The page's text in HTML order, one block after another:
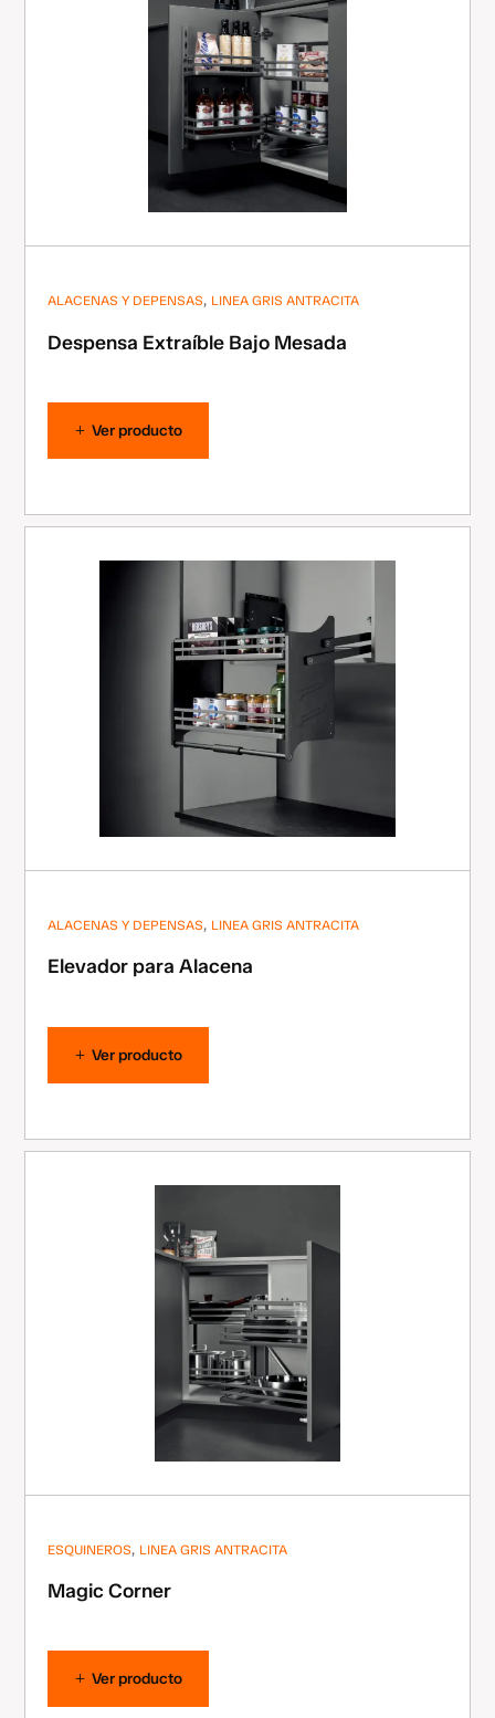
ALACENAS Y DEPENSAS, LINEA GRIS ANTRACITA
Despensa Extraíble Bajo Mesada
Ver producto
ALACENAS Y DEPENSAS, LINEA GRIS ANTRACITA
Elevador para Alacena
Ver producto
ESQUINEROS, LINEA GRIS ANTRACITA
Magic Corner
Ver producto